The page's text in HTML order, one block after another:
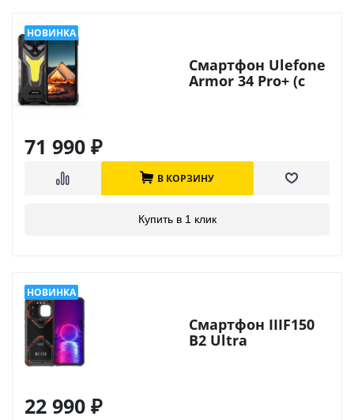
Смартфон Ulefone
Armor 34 Pro+ (с
71 990 ₽
В КОРЗИНУ
Купить в 1 клик
Смартфон IIIF150
B2 Ultra
22 990 ₽